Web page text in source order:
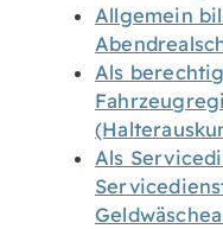
Allgemein
Als
Als